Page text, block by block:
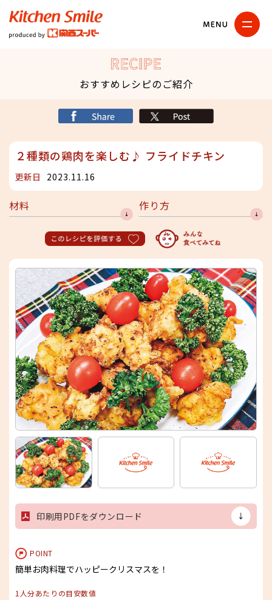
キッチンスマイル
おすすめレシピのご紹介
２種類の鶏肉を楽しむ♪ フライドチキン
更新日 2023.11.16
材料 作り方
印刷用PDFをダウンロード
POINT
簡単お肉料理でハッピークリスマスを！
1人分あたりの目安数値